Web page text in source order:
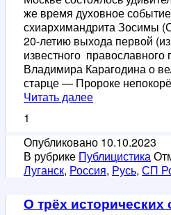
же время духовное
схиархимандрита Зосимы
20-летию выхода первой (из
известного православного
Владимира Карагодина о
старце — Пророке
Читать далее20-
первой
книги
о
батюшке
1
Опубликовано 10.10.2023
В рубрике Публицистика
Луганск, Россия, Русь, СП
О трёх